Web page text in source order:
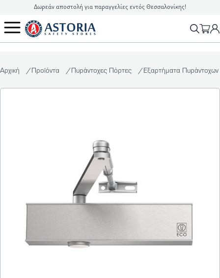
Δωρεάν αποστολή για παραγγελίες εντός Θεσσαλονίκης!
2310 90 16 16 info@astoriasafetystores.gr
Αρχική Προϊόντα Πυράντοχες Πόρτες Εξαρτήματα